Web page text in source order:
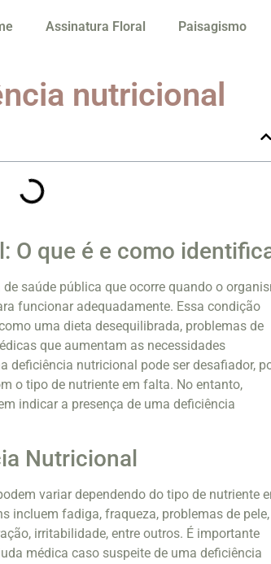
Assinatura Floral Paisagismo
nutricional
O que é e como
saúde pública que ocorre quando o
funcionar adequadamente. Essa condição
uma dieta desequilibrada, problemas de
que aumentam as necessidades
deficiência nutricional pode ser desafiador,
o tipo de nutriente em falta. No entanto,
indicar a presença de uma deficiência
Nutricional
variar dependendo do tipo de nutriente
incluem fadiga, fraqueza, problemas de pele,
irritabilidade, entre outros. É importante
médica caso suspeite de uma deficiência